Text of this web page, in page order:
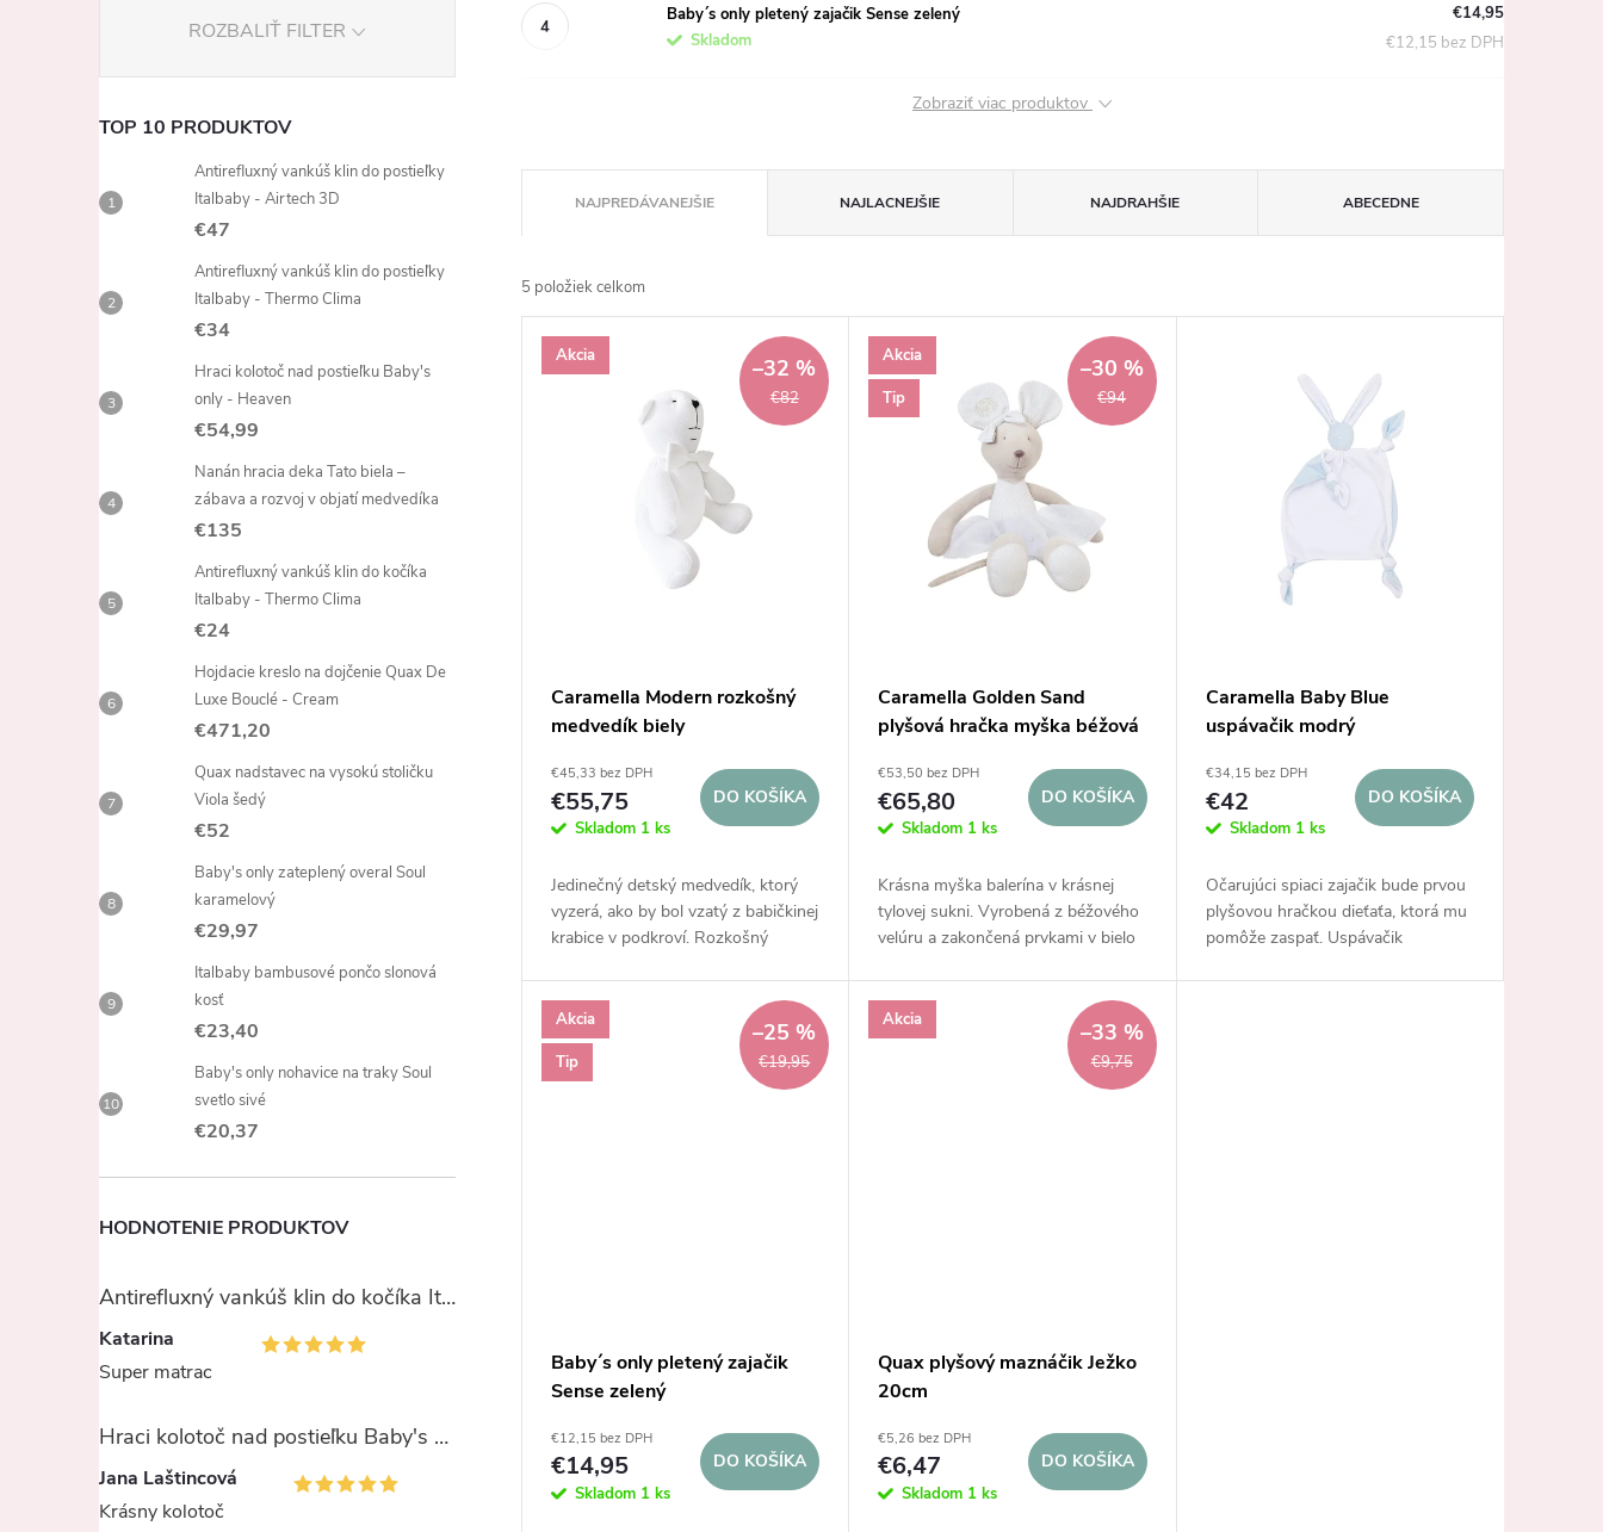
l
ROZBALIŤ FILTER
TOP 10 PRODUKTOV
Antirefluxný vankúš klin do postieľky
Italbaby - Airtech 3D
€47
Antirefluxný vankúš klin do postieľky
Italbaby - Thermo Clima
€34
Hraci kolotoč nad postieľku Baby's
only - Heaven
€54,99
Nanán hracia deka Tato biela –
zábava a rozvoj v objatí medvedíka
€135
Antirefluxný vankúš klin do kočíka
Italbaby - Thermo Clima
€24
Hojdacie kreslo na dojčenie Quax De
Luxe Bouclé - Cream
€471,20
Quax nadstavec na vysokú stoličku
Viola šedý
€52
Baby's only zateplený overal Soul
karamelový
€29,97
Italbaby bambusové pončo slonová
kosť
€23,40
Baby's only nohavice na traky Soul
svetlo sivé
€20,37
HODNOTENIE PRODUKTOV
Antirefluxný vankúš klin do kočíka Italbaby - AcaroStop
Katarina
Super matrac
Hraci kolotoč nad postieľku Baby's only - Animals ružový
Jana Laštincová
Krásny kolotoč
Baby´s only pletený zajačik Sense zelený
Skladom
€14,95
€12,15 bez DPH
Zobraziť viac produktov
a
d
e
t
o
v
NAJPREDÁVANEJŠIE NAJLACNEJŠIE NAJDRAHŠIE ABECEDNE
5 položiek celkom
V
t
o
Akcia
€82
–32 %
Caramella Modern rozkošný
medvedík biely
€45,33 bez DPH
€55,75
Skladom 1 ks
DO KOŠÍKA
Jedinečný detský medvedík, ktorý
vyzerá, ako by bol vzatý z babičkinej
krabice v podkroví. Rozkošný
Akcia
Tip
€94
–30 %
Caramella Golden Sand
plyšová hračka myška béžová
€53,50 bez DPH
€65,80
Skladom 1 ks
DO KOŠÍKA
Krásna myška balerína v krásnej
tylovej sukni. Vyrobená z béžového
velúru a zakončená prvkami v bielo
znak.
Caramella Baby Blue
uspávačik modrý
€34,15 bez DPH
€42
Skladom 1 ks
DO KOŠÍKA
Očarujúci spiaci zajačik bude prvou
plyšovou hračkou dieťaťa, ktorá mu
pomôže zaspať. Uspávačik
Akcia
Tip
€19,95
–25 %
Baby´s only pletený zajačik
Sense zelený
€12,15 bez DPH
€14,95
Skladom 1 ks
DO KOŠÍKA
Akcia
€9,75
–33 %
Quax plyšový maznáčik Ježko
20cm
€5,26 bez DPH
€6,47
Skladom 1 ks
DO KOŠÍKA